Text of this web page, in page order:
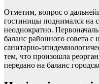
Отметим, вопрос о
гостиницы поднимался на
неоднократно.
баланс районного совета
санитарно-
тем, что произошла
передано на баланс